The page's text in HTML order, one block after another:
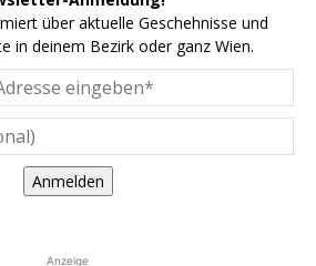
über aktuelle Geschehnisse und
in deinem Bezirk oder ganz Wien.
Anmelden
Anzeige